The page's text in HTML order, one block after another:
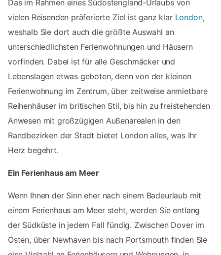
Das im Rahmen eines Südostengland-Urlaubs von
vielen Reisenden präferierte Ziel ist ganz klar London,
weshalb Sie dort auch die größte Auswahl an
unterschiedlichsten Ferienwohnungen und Häusern
vorfinden. Dabei ist für alle Geschmäcker und
Lebenslagen etwas geboten, denn von der kleinen
Ferienwohnung im Zentrum, über zeitweise anmietbare
Reihenhäuser im britischen Stil, bis hin zu freistehenden
Anwesen mit großzügigen Außenarealen in den
Randbezirken der Stadt bietet London alles, was Ihr
Herz begehrt.
Ein Ferienhaus am Meer
Wenn Ihnen der Sinn eher nach einem Badeurlaub mit
einem Ferienhaus am Meer steht, werden Sie entlang
der Südküste in jedem Fall fündig. Zwischen Dover im
Osten, über Newhaven bis nach Portsmouth finden Sie